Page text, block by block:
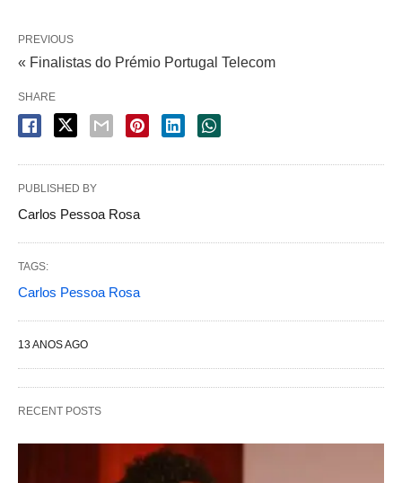
PREVIOUS
« Finalistas do Prémio Portugal Telecom
SHARE
PUBLISHED BY
Carlos Pessoa Rosa
TAGS:
Carlos Pessoa Rosa
13 ANOS AGO
RECENT POSTS